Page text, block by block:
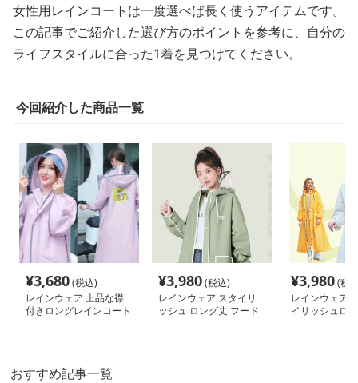
女性用レインコートは一度選べば長く使うアイテムです。
この記事でご紹介した選び方のポイントを参考に、自分の
ライフスタイルに合った1着を見つけてください。
今回紹介した商品一覧
¥3,680(税込)
レインウェア 上品な襟
付きロングレインコート
¥3,980(税込)
レインウェア スタイリ
ッシュ ロング丈 フード
¥3,980(税
レインウェア
イリッシュロ
おすすめ記事一覧